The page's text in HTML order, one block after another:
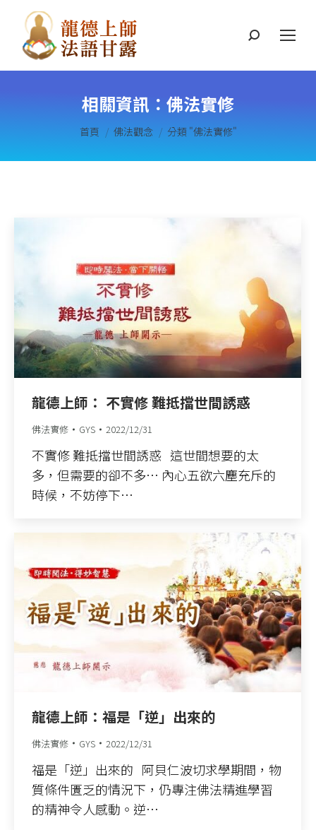
搜
相關資訊： 佛法實修
您在這裡：
首頁 佛法觀念 分類 "佛法實修"
龍德上師： 不實修 難抵擋世間誘惑
佛法實修 GYS 2022/12/31
不實修 難抵擋世間誘惑 這世間想要的太
多，但需要的卻不多… 內心五欲六塵充斥的
時候，不妨停下…
龍德上師：福是「逆」出來的
佛法實修 GYS 2022/12/31
福是「逆」出來的 阿貝仁波切求學期間，物
質條件匱乏的情況下，仍專注佛法精進學習
的精神令人感動。逆…